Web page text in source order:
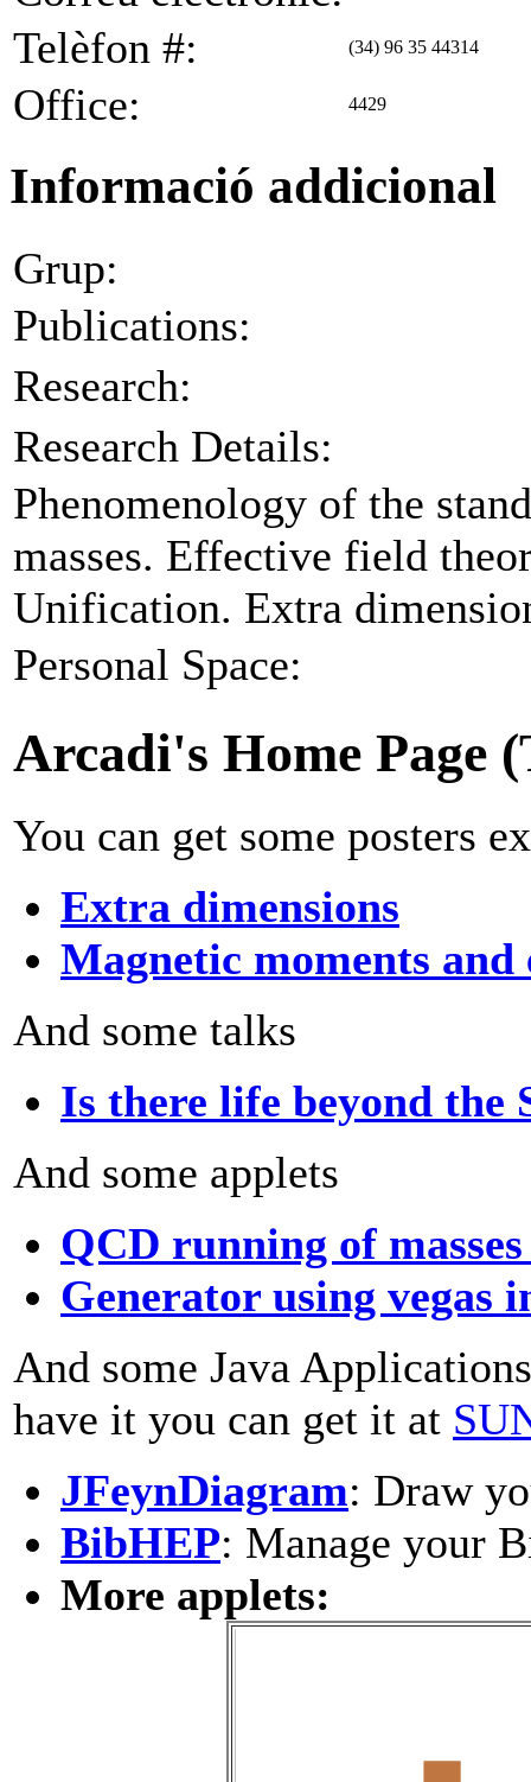
Telèfon #:
(34) 96 35 44314
Office: 4429
Informació addicional
Grup:
Publications:
Research:
Research Details:
Phenomenology of the
masses. Effective field
Unification. Extra
Personal Space:
Arcadi's Home Page
You can get some posters
Extra dimensions
Magnetic moments
And some talks
Is there life beyond the
And some applets
QCD running of
Generator using vegas
And some Java
have it you can get it at
JFeynDiagram: Draw
BibHEP: Manage your
More applets: